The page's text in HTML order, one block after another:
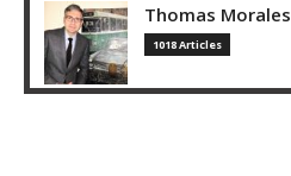
Thomas Morales
1018 Articles